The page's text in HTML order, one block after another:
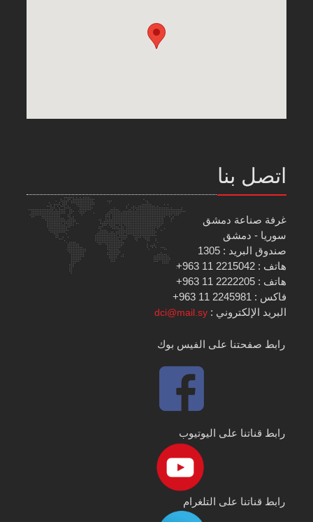
اتصل بنا
غرفة صناعة دمشق
سوريا - دمشق
صندوق البريد : 1305
هاتف : 2215042 11 963+
هاتف : 2222205 11 963+
فاكس : 2245981 11 963+
البريد الإلكتروني :dci@mail.sy
رابط صفحتنا على الفيس بوك
رابط قناتنا على اليوتيوب
رابط قناتنا على التلغرام